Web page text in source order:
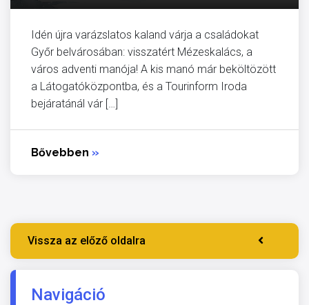
Idén újra varázslatos kaland várja a családokat
Győr belvárosában: visszatért Mézeskalács, a
város adventi manója! A kis manó már beköltözött
a Látogatóközpontba, és a Tourinform Iroda
bejáratánál vár […]
Bővebben »
Vissza az előző oldalra
Navigáció